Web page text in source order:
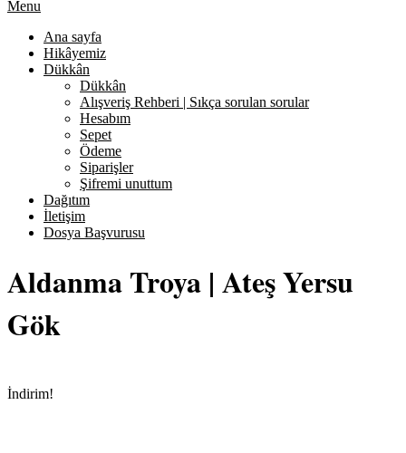
Menu
Ana sayfa
Hikâyemiz
Dükkân
Dükkân
Alışveriş Rehberi | Sıkça sorulan sorular
Hesabım
Sepet
Ödeme
Siparişler
Şifremi unuttum
Dağıtım
İletişim
Dosya Başvurusu
Aldanma Troya | Ateş Yersu
Gök
İndirim!